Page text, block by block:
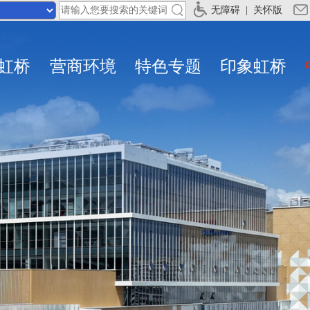
无障碍 关怀版
桥 营商环境 特色专题 印象虹桥